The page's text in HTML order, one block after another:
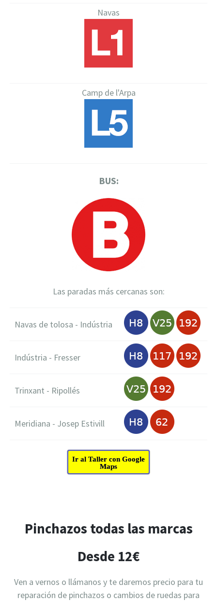
Navas
Camp de l'Arpa
BUS:
Las paradas más cercanas son:
Navas de tolosa - Indústria
Indústria - Fresser
Trinxant - Ripollés
Meridiana - Josep Estivill
Ir al Taller con Google
Maps
Pinchazos todas las marcas
Desde 12€
Ven a vernos o llámanos y te daremos precio para tu
reparación de pinchazos o cambios de ruedas para